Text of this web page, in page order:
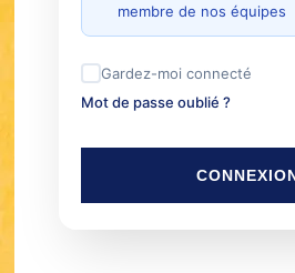
membre de nos équipes
Gardez-moi connecté
Mot de passe oublié ?